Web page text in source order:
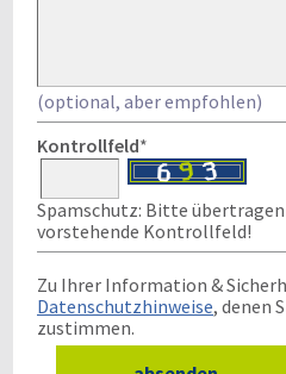
(optional, aber empfohlen)
Kontrollfeld*
Spamschutz: Bitte übertragen
vorstehende Kontrollfeld!
Zu Ihrer Information &
Datenschutzhinweise, denen
zustimmen.